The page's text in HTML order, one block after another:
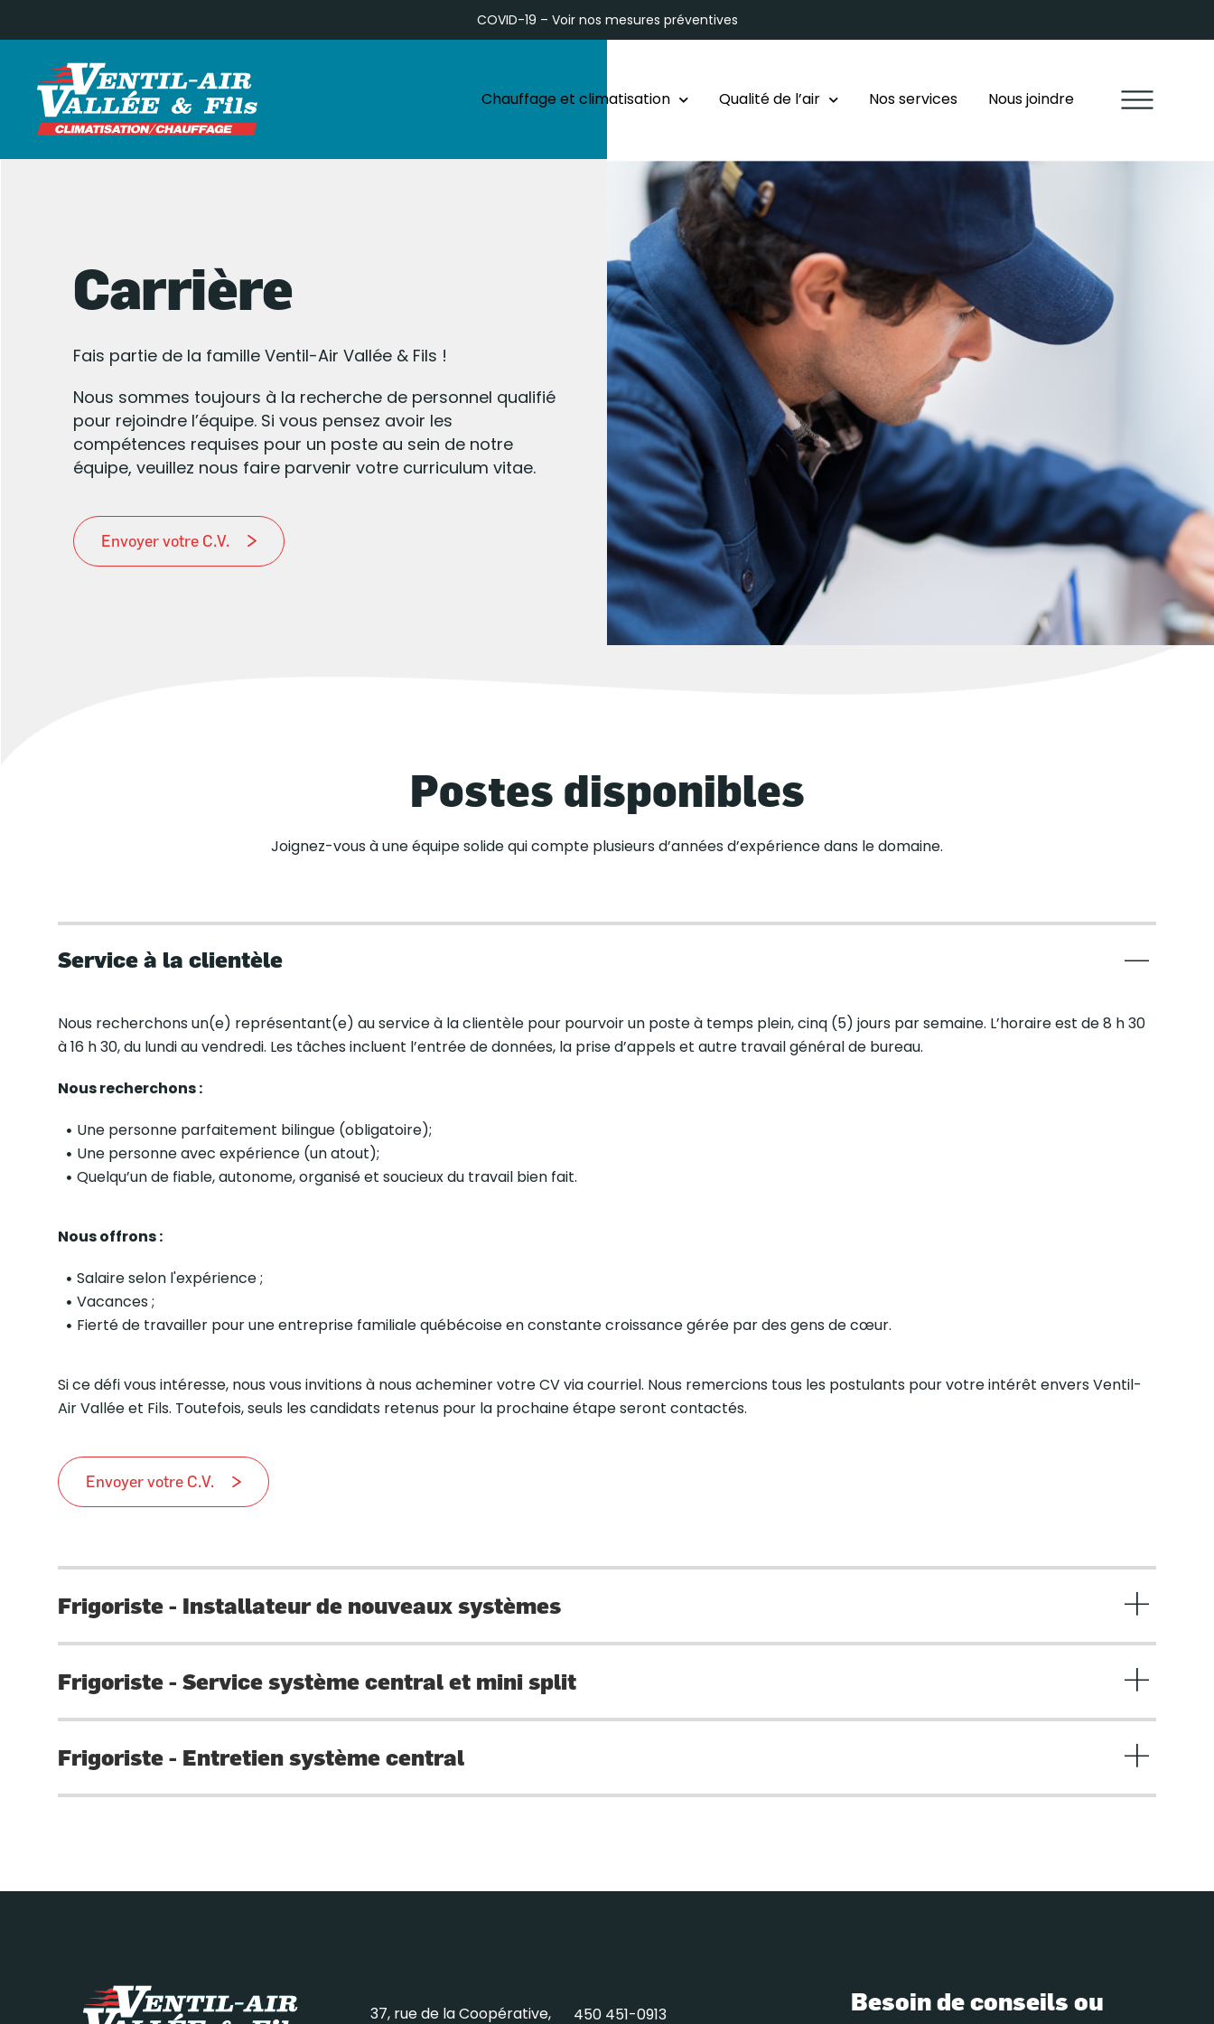
COVID-19 – Voir nos mesures préventives
Chauffage et climatisation Qualité de l’air Nos services Nous joindre
Carrière
Fais partie de la famille Ventil-Air Vallée & Fils !
Nous sommes toujours à la recherche de personnel qualifié
pour rejoindre l’équipe. Si vous pensez avoir les
compétences requises pour un poste au sein de notre
équipe, veuillez nous faire parvenir votre curriculum vitae.
Envoyer votre C.V.
Postes disponibles
Joignez-vous à une équipe solide qui compte plusieurs d’années d’expérience dans le domaine.
Service à la clientèle
Nous recherchons un(e) représentant(e) au service à la clientèle pour pourvoir un poste à temps plein, cinq (5) jours par semaine. L’horaire est de 8 h 30
à 16 h 30, du lundi au vendredi. Les tâches incluent l’entrée de données, la prise d’appels et autre travail général de bureau.
Nous recherchons :
Une personne parfaitement bilingue (obligatoire);
Une personne avec expérience (un atout);
Quelqu’un de fiable, autonome, organisé et soucieux du travail bien fait.
Nous offrons :
Salaire selon l'expérience ;
Vacances ;
Fierté de travailler pour une entreprise familiale québécoise en constante croissance gérée par des gens de cœur.
Si ce défi vous intéresse, nous vous invitions à nous acheminer votre CV via courriel. Nous remercions tous les postulants pour votre intérêt envers Ventil-
Air Vallée et Fils. Toutefois, seuls les candidats retenus pour la prochaine étape seront contactés.
Envoyer votre C.V.
Frigoriste - Installateur de nouveaux systèmes
Frigoriste - Service système central et mini split
Frigoriste - Entretien système central
37, rue de la Coopérative, 450 451-0913
Besoin de conseils ou